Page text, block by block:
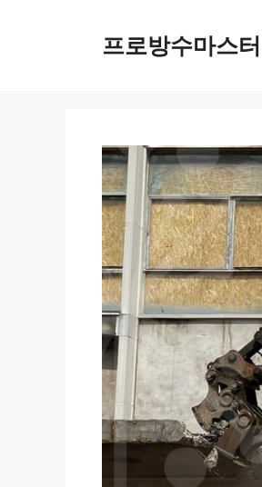
프로방수마스터